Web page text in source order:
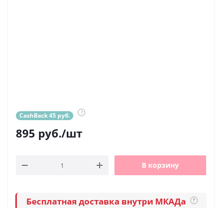
CashBack 45 руб. ?
895 руб./шт
В корзину
Бесплатная доставка внутри МКАДа ?